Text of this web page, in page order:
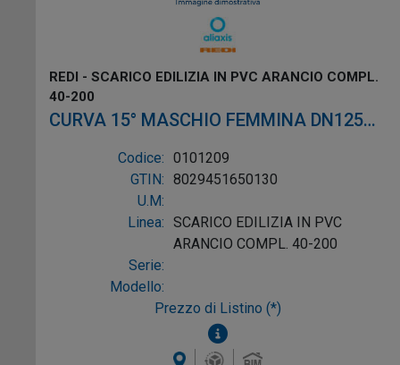
REDI - SCARICO EDILIZIA IN PVC ARANCIO COMPL.
40-200
CURVA 15° MASCHIO FEMMINA DN125
PVC ARANCIO
Codice: 0101209
GTIN: 8029451650130
U.M:
Linea: SCARICO EDILIZIA IN PVC
ARANCIO COMPL. 40-200
Serie:
Modello:
Prezzo di Listino (*)